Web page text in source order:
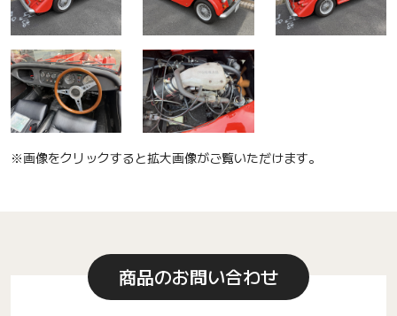
※画像をクリックすると拡大画像がご覧いただけます。
商品のお問い合わせ